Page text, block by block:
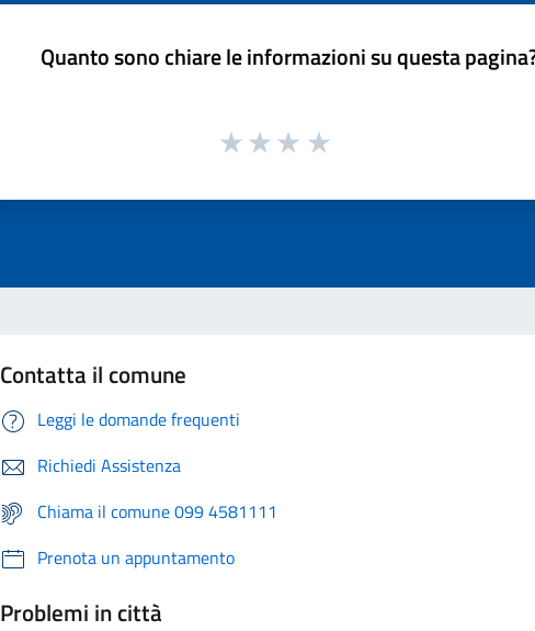
Quanto sono chiare le informazioni su questa
Contatta il comune
Leggi le domande frequenti
Richiedi Assistenza
Chiama il comune 099 4581111
Prenota un appuntamento
Problemi in città